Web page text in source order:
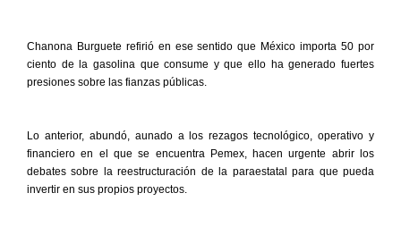
Chanona Burguete refirió en ese sentido que México importa 50 por
ciento de la gasolina que consume y que ello ha generado fuertes
presiones sobre las fianzas públicas.
Lo anterior, abundó, aunado a los rezagos tecnológico, operativo y
financiero en el que se encuentra Pemex, hacen urgente abrir los
debates sobre la reestructuración de la paraestatal para que pueda
invertir en sus propios proyectos.